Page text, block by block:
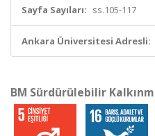
Sayfa Sayıları: ss.105-117
Ankara Üniversitesi Adresli:
BM Sürdürülebilir